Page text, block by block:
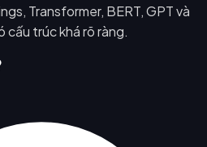
Transformer, BERT, GPT và
cấu trúc khá rõ ràng.